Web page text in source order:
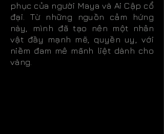
phục của người Maya và Ai Cập cổ
đại. Từ những nguồn cảm hứng
này, mình đã tạo nên một nhân
vật đầy mạnh mẽ, quyền uy, với
niềm đam mê mãnh liệt dành cho
vàng.